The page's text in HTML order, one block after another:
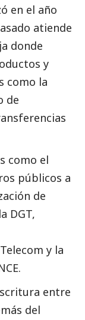
en el año
atiende
donde
y
como la
de
como el
públicos a
de
DGT,
Telecom y la
entre
del